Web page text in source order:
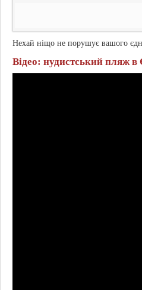
Нехай ніщо не порушує вашого
Відео: нудистський пляж в